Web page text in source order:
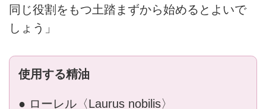
同じ役割をもつ土踏まずから始めるとよいで
しょう」
使用する精油
● ローレル〈Laurus nobilis〉